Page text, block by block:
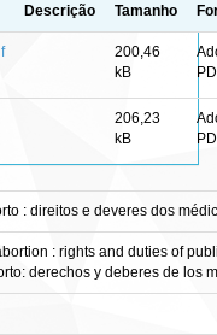
Descrição Tamanho
200,46
kB
206,23
kB
: direitos e deveres dos
: rights and duties of
derechos y deberes de los